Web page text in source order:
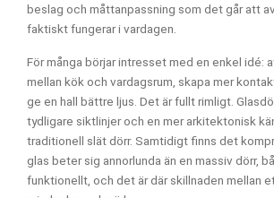
beslag och måttanpassning som det går att
faktiskt fungerar i vardagen.
För många börjar intresset med en enkel idé:
mellan kök och vardagsrum, skapa mer
ge en hall bättre ljus. Det är fullt rimligt.
tydligare siktlinjer och en mer arkitektonisk
traditionell slät dörr. Samtidigt finns det
glas beter sig annorlunda än en massiv dörr,
funktionellt, och det är där skillnaden mellan